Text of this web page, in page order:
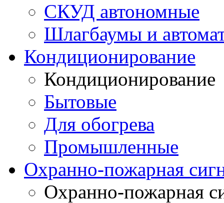
СКУД автономные
Шлагбаумы и
Кондиционирование
Кондиционирование
Бытовые
Для обогрева
Промышленные
Охранно-пожарная
Охранно-пожарная